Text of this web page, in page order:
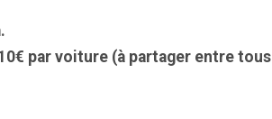
par voiture (à partager entre tous